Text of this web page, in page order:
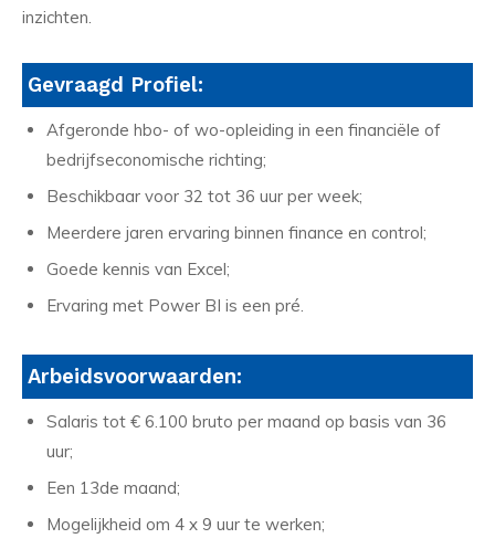
inzichten.
Gevraagd Profiel:
Afgeronde hbo- of wo-opleiding in een financiële of
bedrijfseconomische richting;
Beschikbaar voor 32 tot 36 uur per week;
Meerdere jaren ervaring binnen finance en control;
Goede kennis van Excel;
Ervaring met Power BI is een pré.
Arbeidsvoorwaarden:
Salaris tot € 6.100 bruto per maand op basis van 36
uur;
Een 13de maand;
Mogelijkheid om 4 x 9 uur te werken;